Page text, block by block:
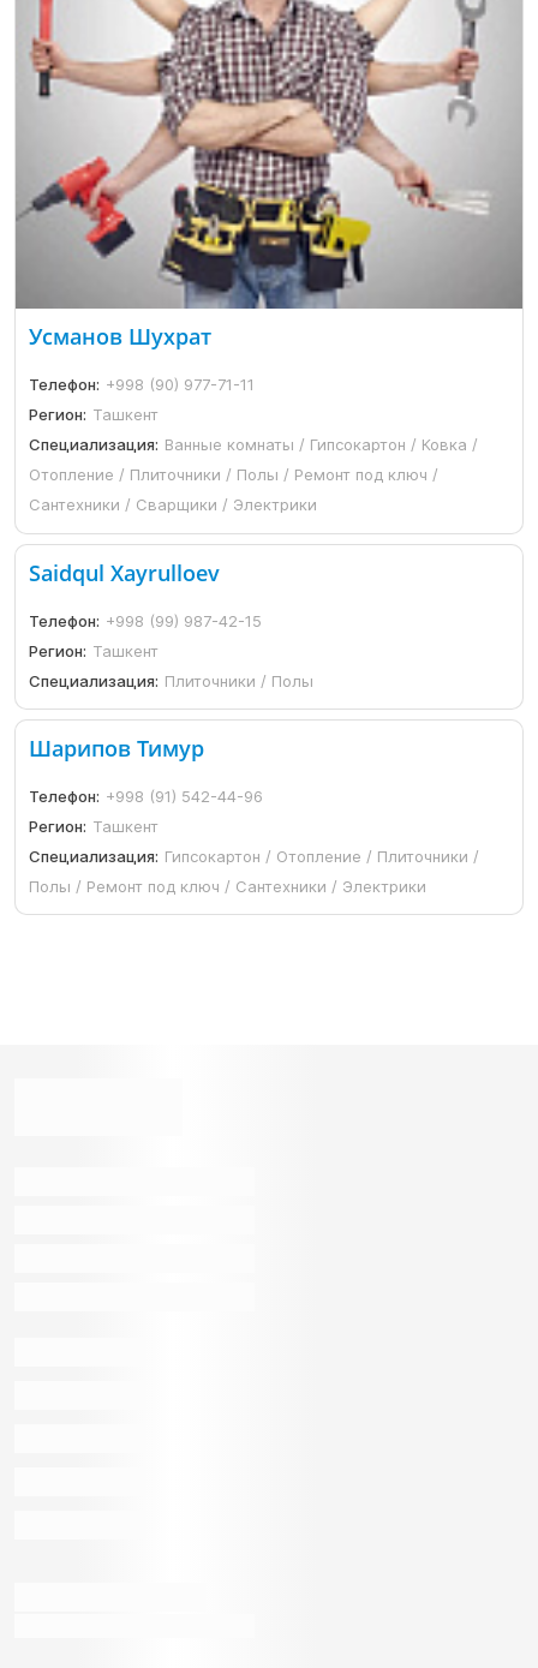
Усманов Шухрат
Телефон: +998 (90) 977-71-11
Регион: Ташкент
Специализация: Ванные комнаты / Гипсокартон / Ковка /
Отопление / Плиточники / Полы / Ремонт под ключ /
Сантехники / Сварщики / Электрики
Saidqul Xayrulloev
Телефон: +998 (99) 987-42-15
Регион: Ташкент
Специализация: Плиточники / Полы
Шарипов Тимур
Телефон: +998 (91) 542-44-96
Регион: Ташкент
Специализация: Гипсокартон / Отопление / Плиточники /
Полы / Ремонт под ключ / Сантехники / Электрики